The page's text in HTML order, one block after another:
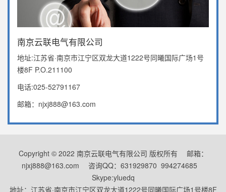
南京云联电气有限公司
地址:江苏省·南京市江宁区双龙大道1222号同曦国际广场1号
楼8F P.O.211100
电话:025-52791167
邮箱：njxj888@163.com
Copyright © 2022 南京云联电气有限公司 版权所有 邮箱：
njxj888@163.com 咨询QQ：631929870 994274685
Skype:yluedq
地址：江苏省·南京市江宁区双龙大道1222号同曦国际广场1号楼8F